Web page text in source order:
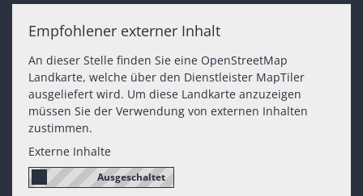
Empfohlener externer Inhalt
An dieser Stelle finden Sie eine OpenStreetMap
Landkarte, welche über den Dienstleister MapTiler
ausgeliefert wird. Um diese Landkarte anzuzeigen
müssen Sie der Verwendung von externen Inhalten
zustimmen.
Externe Inhalte